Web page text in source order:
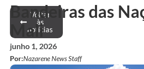
Voltar
às
notícias
Bandeiras das
Mali
junho 1, 2026
Por:Nazarene News Staff